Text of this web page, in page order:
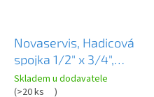
Novaservis, Hadicová
spojka 1/2" x 3/4",
DY8026
Skladem u dodavatele
(>20 ks )